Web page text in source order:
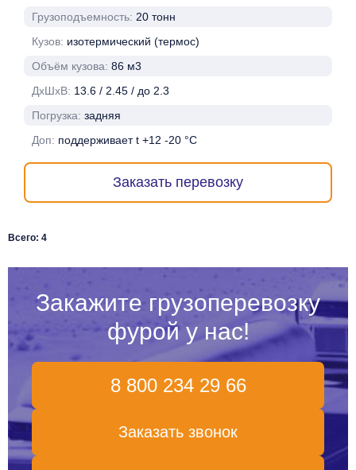
Грузоподъемность: 20 тонн
Кузов: изотермический (термос)
Объём кузова: 86 м3
ДхШхВ: 13.6 / 2.45 / до 2.3
Погрузка: задняя
Доп: поддерживает t +12 -20 °C
Заказать перевозку
Всего: 4
Закажите грузоперевозку
фурой у нас!
8 800 234 29 66
Заказать звонок